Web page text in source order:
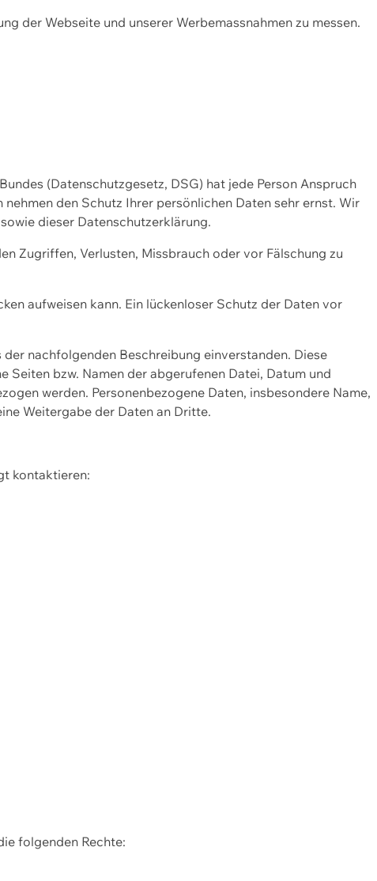
der Webseite und unserer Werbemassnahmen zu messen.
(Datenschutzgesetz, DSG) hat jede Person Anspruch
den Schutz Ihrer persönlichen Daten sehr ernst. Wir
dieser Datenschutzerklärung.
Zugriffen, Verlusten, Missbrauch oder vor Fälschung zu
aufweisen kann. Ein lückenloser Schutz der Daten vor
nachfolgenden Beschreibung einverstanden. Diese
bzw. Namen der abgerufenen Datei, Datum und
werden. Personenbezogene Daten, insbesondere Name,
Weitergabe der Daten an Dritte.
kontaktieren:
folgenden Rechte: